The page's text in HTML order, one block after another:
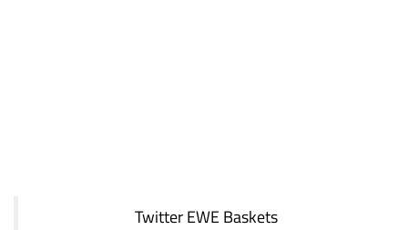
TwitterEWE Baskets